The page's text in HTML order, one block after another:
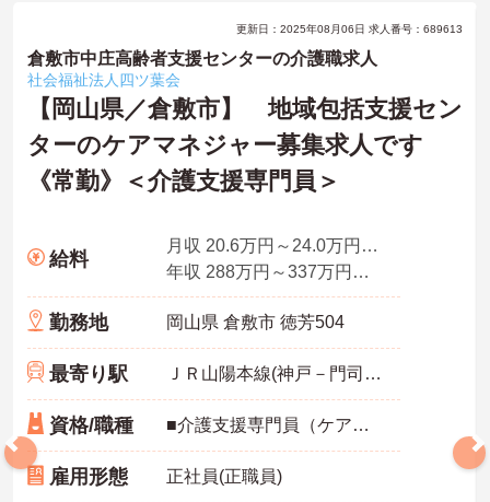
更新日：2025年08月06日 求人番号：689613
倉敷市中庄高齢者支援センターの介護職求人
社会福祉法人四ツ葉会
【岡山県／倉敷市】 地域包括支援セン
ターのケアマネジャー募集求人です
《常勤》＜介護支援専門員＞
給料
月収 20.6万円～24.0万円程度
年収 288万円～337万円程度（賞与2.0ヶ月の場合）
勤務地 岡山県 倉敷市 徳芳504
最寄り駅 ＪＲ山陽本線(神戸－門司)「中庄駅」徒歩13分
資格/職種 ■介護支援専門員（ケアマネジャー） ■普通自動車運転免許（AT限定可）
雇用形態 正社員(正職員)